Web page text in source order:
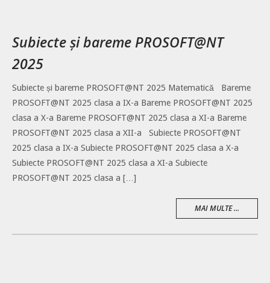
Subiecte și bareme PROSOFT@NT
2025
Subiecte și bareme PROSOFT@NT 2025 Matematică Bareme
PROSOFT@NT 2025 clasa a IX-a Bareme PROSOFT@NT 2025
clasa a X-a Bareme PROSOFT@NT 2025 clasa a XI-a Bareme
PROSOFT@NT 2025 clasa a XII-a Subiecte PROSOFT@NT
2025 clasa a IX-a Subiecte PROSOFT@NT 2025 clasa a X-a
Subiecte PROSOFT@NT 2025 clasa a XI-a Subiecte
PROSOFT@NT 2025 clasa a […]
MAI MULTE ...